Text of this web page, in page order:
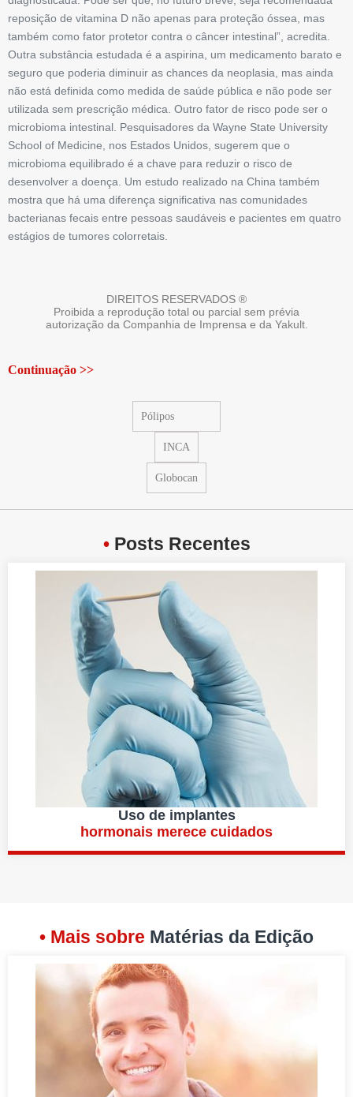
reposição de vitamina D não apenas para proteção óssea, mas
também como fator protetor contra o câncer intestinal”, acredita.
Outra substância estudada é a aspirina, um medicamento barato e
seguro que poderia diminuir as chances da neoplasia, mas ainda
não está definida como medida de saúde pública e não pode ser
utilizada sem prescrição médica. Outro fator de risco pode ser o
microbioma intestinal. Pesquisadores da Wayne State University
School of Medicine, nos Estados Unidos, sugerem que o
microbioma equilibrado é a chave para reduzir o risco de
desenvolver a doença. Um estudo realizado na China também
mostra que há uma diferença significativa nas comunidades
bacterianas fecais entre pessoas saudáveis e pacientes em quatro
estágios de tumores colorretais.
DIREITOS RESERVADOS ®
Proibida a reprodução total ou parcial sem prévia
autorização da Companhia de Imprensa e da Yakult.
Continuação >>
Pólipos
INCA
Globocan
•Posts Recentes
Uso de implantes
hormonais merece cuidados
• Mais sobre Matérias da Edição